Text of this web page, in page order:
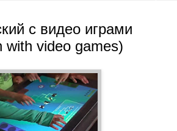
с видео играми
with video games)